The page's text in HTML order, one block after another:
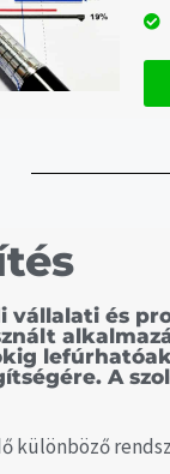
vállalati és
A
különböző